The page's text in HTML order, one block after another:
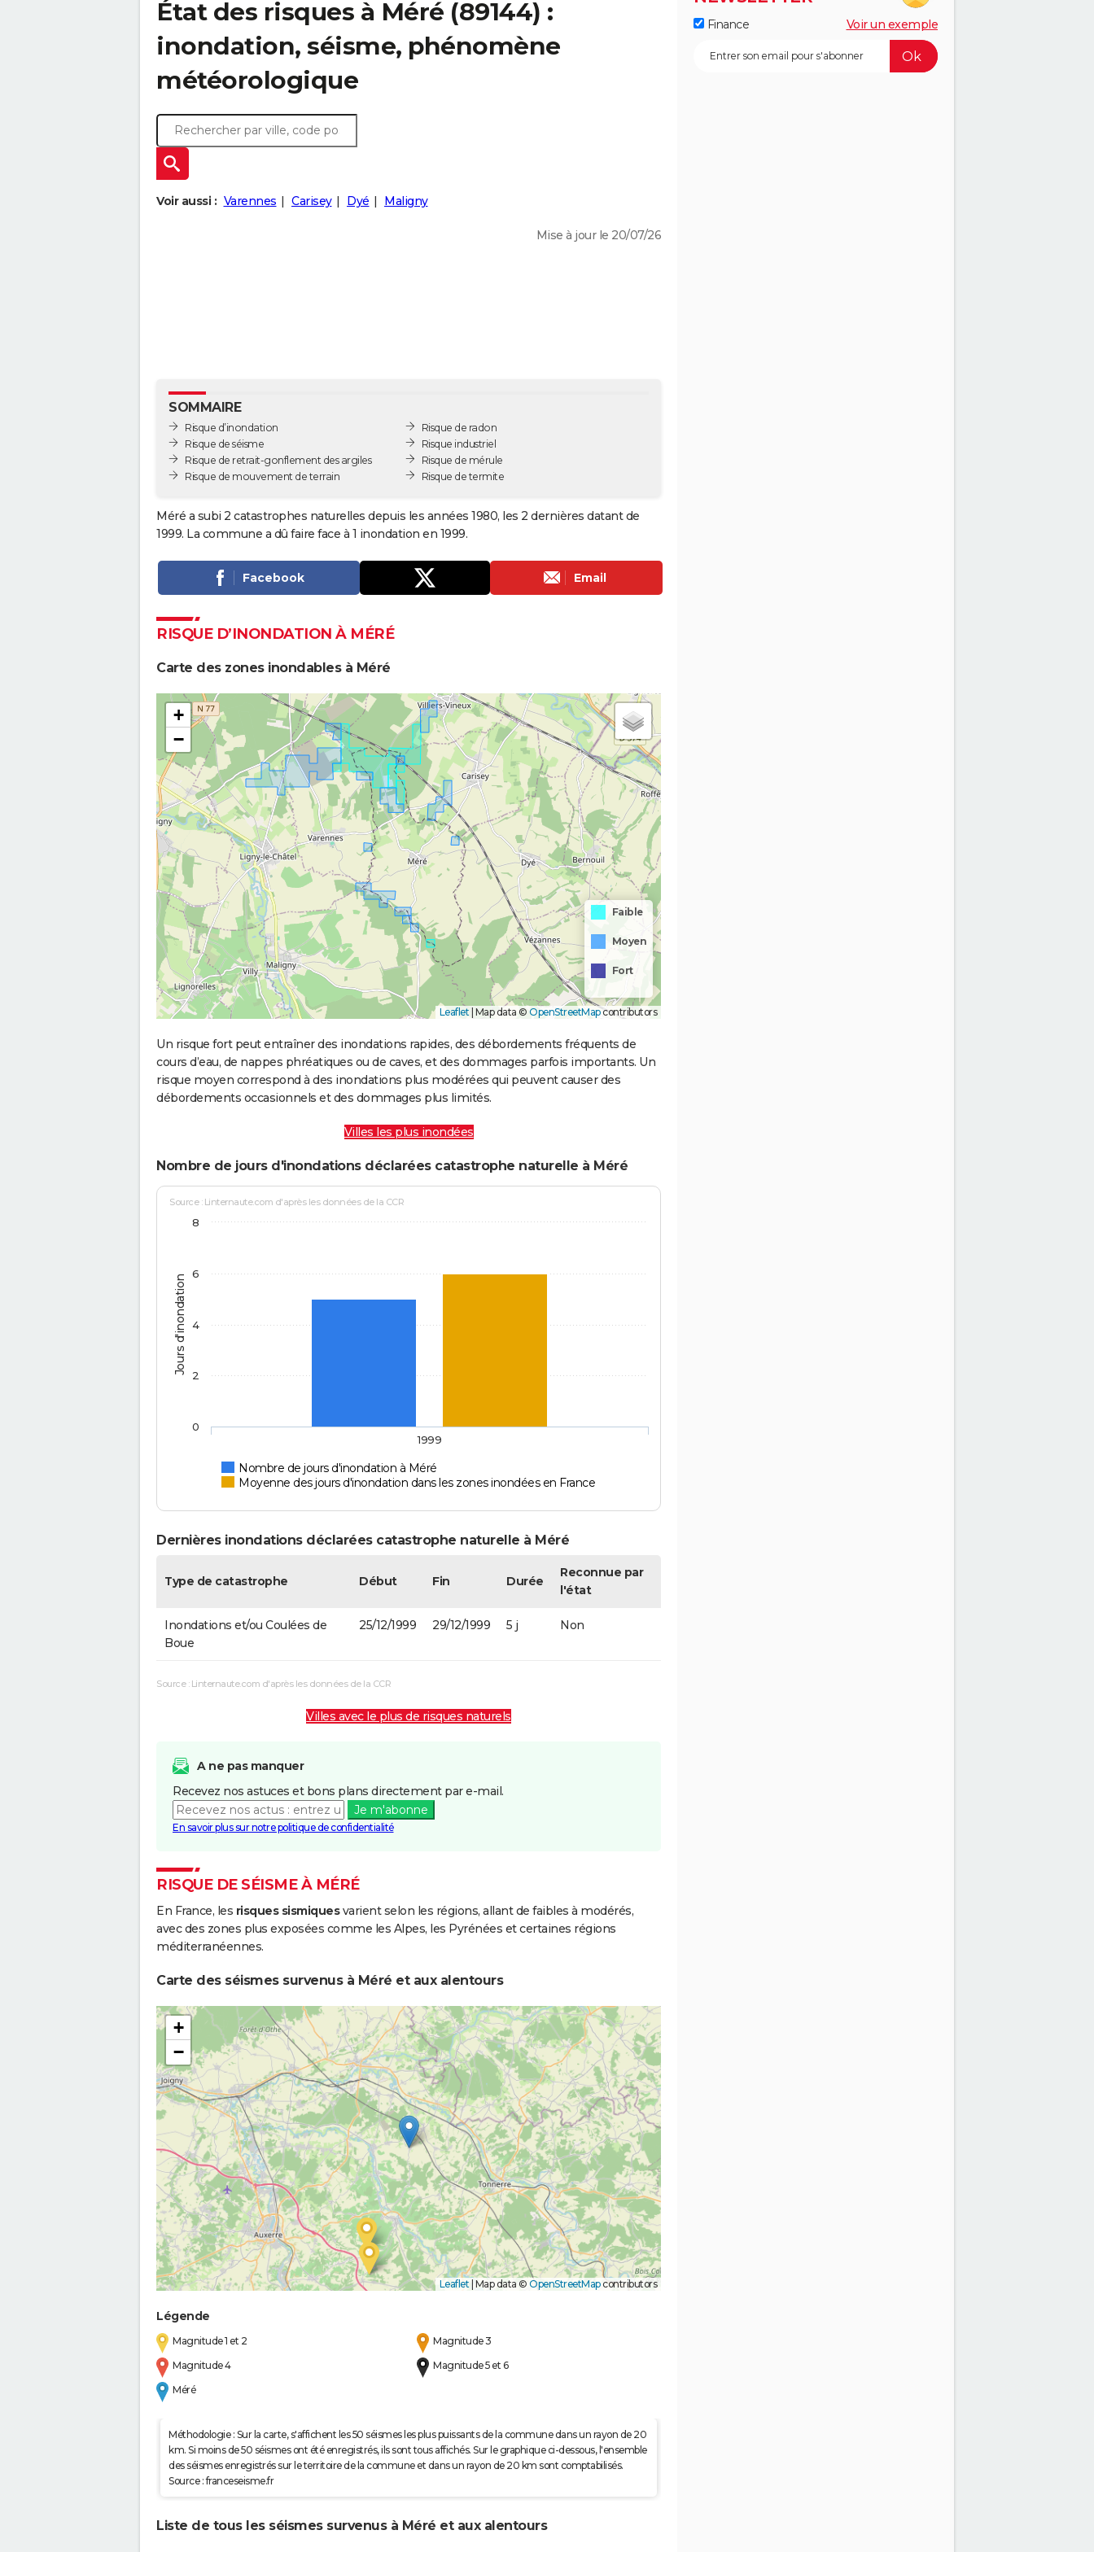
État des risques à Méré (89144) :
inondation, séisme, phénomène
météorologique
Voir aussi : Varennes Carisey Dyé Maligny
Mise à jour le 20/07/26
SOMMAIRE
Risque d’inondation
Risque de séisme
Risque de retrait-gonflement des argiles
Risque de mouvement de terrain
Risque de radon
Risque industriel
Risque de mérule
Risque de termite
Méré a subi 2 catastrophes naturelles depuis les années 1980, les 2 dernières datant de
1999. La commune a dû faire face à 1 inondation en 1999.
Facebook Email
RISQUE D’INONDATION À MÉRÉ
Carte des zones inondables à Méré
+
−
Faible
Moyen
Fort
Leaflet Map data © OpenStreetMapcontributors
Un risque fort peut entraîner des inondations rapides, des débordements fréquents de
cours d’eau, de nappes phréatiques ou de caves, et des dommages parfois importants. Un
risque moyen correspond à des inondations plus modérées qui peuvent causer des
débordements occasionnels et des dommages plus limités.
Villes les plus inondées
Nombre de jours d'inondations déclarées catastrophe naturelle à Méré
Jours d'inondation
Source : Linternaute.com d'après les données de la CCR
Nombre de jours d'inondation à Méré
Moyenne des jours d'inondation dans les zones inondées en France
1999
0
2
4
6
8
Dernières inondations déclarées catastrophe naturelle à Méré
Type de catastrophe Début Fin Durée
Reconnue par
l'état
Inondations et/ou Coulées de
Boue
25/12/1999 29/12/1999 5 j Non
Source : Linternaute.com d'après les données de la CCR
Villes avec le plus de risques naturels
A ne pas manquer
Recevez nos astuces et bons plans directement par e-mail.
Je m'abonne
En savoir plus sur notre politique de confidentialité
RISQUE DE SÉISME À MÉRÉ
En France, les risques sismiquesvarient selon les régions, allant de faibles à modérés,
avec des zones plus exposées comme les Alpes, les Pyrénées et certaines régions
méditerranéennes.
Carte des séismes survenus à Méré et aux alentours
+
−
Leaflet Map data © OpenStreetMapcontributors
Légende
Magnitude 1 et 2
Magnitude 3
Magnitude 4
Magnitude 5 et 6
Méré
Méthodologie : Sur la carte, s'affichent les 50 séismes les plus puissants de la commune dans un rayon de 20
km. Si moins de 50 séismes ont été enregistrés, ils sont tous affichés. Sur le graphique ci-dessous, l'ensemble
des séismes enregistrés sur le territoire de la commune et dans un rayon de 20 km sont comptabilisés.
Source : franceseisme.fr
Liste de tous les séismes survenus à Méré et aux alentours
Finance Voir un exemple